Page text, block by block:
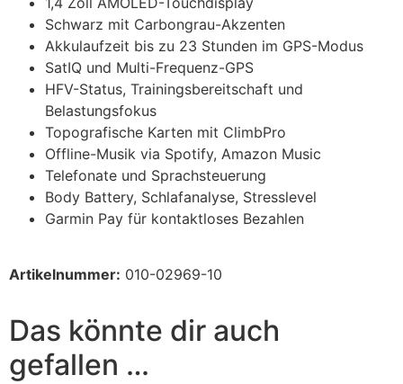
Schwarz mit Carbongrau-Akzenten
Akkulaufzeit bis zu 23 Stunden im GPS-Modus
SatIQ und Multi-Frequenz-GPS
HFV-Status, Trainingsbereitschaft und
Belastungsfokus
Topografische Karten mit ClimbPro
Offline-Musik via Spotify, Amazon Music
Telefonate und Sprachsteuerung
Body Battery, Schlafanalyse, Stresslevel
Garmin Pay für kontaktloses Bezahlen
Artikelnummer: 010-02969-10
Das könnte dir auch
gefallen …